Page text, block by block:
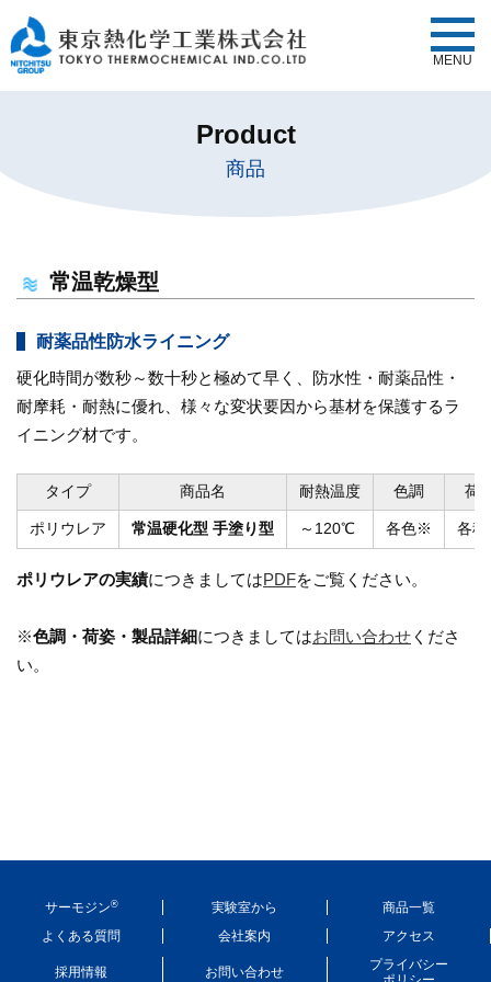
MENU
Product
商品
常温乾燥型
耐薬品性防水ライニング
硬化時間が数秒～数十秒と極めて早く、防水性・耐薬品性・
耐摩耗・耐熱に優れ、様々な変状要因から基材を保護するラ
イニング材です。
タイプ 商品名 耐熱温度 色調 荷
ポリウレア 常温硬化型 手塗り型 ～120℃ 各色※ 各
ポリウレアの実績につきましてはPDFをご覧ください。
※色調・荷姿・製品詳細につきましてはお問い合わせ くださ
い。
サーモジン® 実験室から
商品一覧
よくある質問
会社案内 アクセス
採用情報 お問い合わせ
プライバシー